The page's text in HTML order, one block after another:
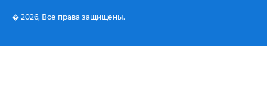
� 2026, Все права защищены.